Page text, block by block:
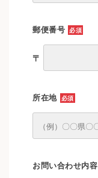
郵便番号 必須
〒
所在地 必須
お問い合わせ内容